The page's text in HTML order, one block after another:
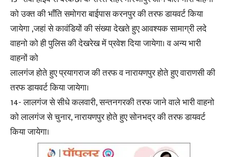
को उक्त की भाँति समोगरा बाईपास करनपुर की तरफ डायवर्ट किया
जायेगा ,जहां से कावंडियों की संख्या देखते हुए आवश्यक सामाग्री लदे
वाहनो को ही पुलिस की देखरेख में प्रवेश दिया जायेगा। व अन्य भारी
वाहनों को
लालगंज होते हुए प्रयागराज की तरफ व नारायणपुर होते हुए वाराणसी की
तरफ डायवर्ट किया जायेगा।
14- लालगंज से सीधे कलवारी, सन्तनगरकी तरफ जाने वाले भारी वाहनो
को लालगंज से चुनार, नारायणपुर होते हुए सोनभद्र की तरफ डायवर्ट
किया जायेगा।